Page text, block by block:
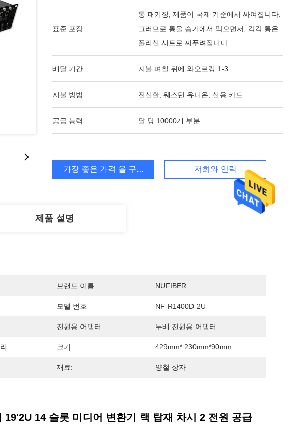
표준 포장:
통 패키징, 제품이 국제 기준에서 싸여집니다.
그러므로 통을 습기에서 막으면서, 각각 통은
폴리신 시트로 찌푸려집니다.
배달 기간: 지불 며칠 뒤에 와오르킹 1-3
지불 방법: 전신환, 웨스턴 유니온, 신용 카드
공급 능력: 달 당 10000개 부분
가장 좋은 가격 을 구하라 저희와 연락
제품 설명
브랜드 이름 NUFIBER
모델 번호 NF-R1400D-2U
전원용 어댑터: 두배 전원용 어댑터
크기: 429mm* 230mm*90mm
재료: 양철 상자
14 슬롯 미디어 변환기 랙 탑재 차시 2 전원 공급